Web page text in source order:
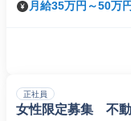
月給35万円～50万円
正社員
女性限定募集 不動